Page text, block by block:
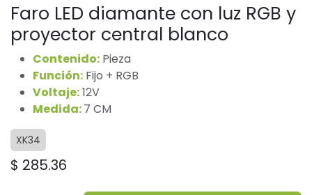
Faro LED diamante con luz RGB y
proyector central blanco
Contenido: Pieza
Función: Fijo + RGB
Voltaje:12V
Medida:7 CM
XK34
$ 285.36